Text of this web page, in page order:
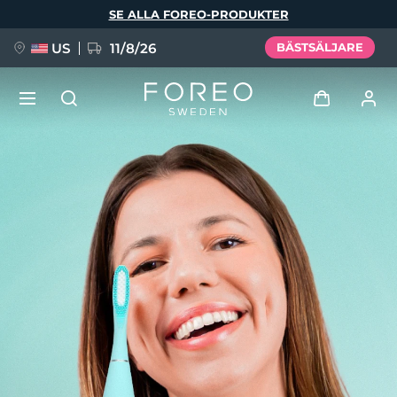
SE ALLA FOREO-PRODUKTER
US 11/8/26 BÄSTSÄLJARE
Användarprofil
Mina enheter
Mina beställningar
Mina adresser
Mina prenumerationer
FAQ™ Pure Beauty-Tech Elixir
BREAKING NEWS
issa™ Teeth Whitening Set
Deutsch
Español
Français
Italiano
Português
Svenska
Русский
简体中文 繁體中文